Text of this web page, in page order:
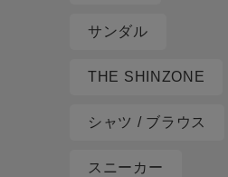
サンダル
THE SHINZONE
シャツ / ブラウス
スニーカー